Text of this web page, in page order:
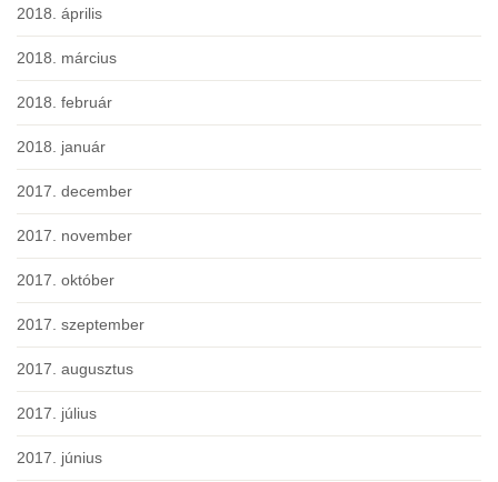
2018. április
2018. március
2018. február
2018. január
2017. december
2017. november
2017. október
2017. szeptember
2017. augusztus
2017. július
2017. június